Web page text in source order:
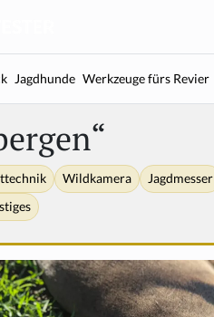
Jagdhunde Werkzeuge fürs Revier
Wildkamera Jagdmesser